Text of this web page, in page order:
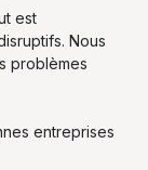
est
Nous
problèmes
entreprises